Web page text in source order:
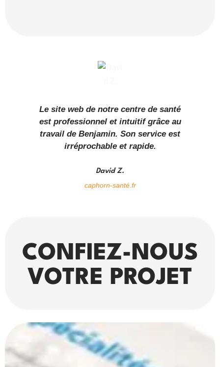
Le site web de notre centre de santé
est professionnel et intuitif grâce au
travail de Benjamin. Son service est
irréprochable et rapide.
David Z.
caphorn-santé.fr
CONFIEZ-NOUS
VOTRE PROJET